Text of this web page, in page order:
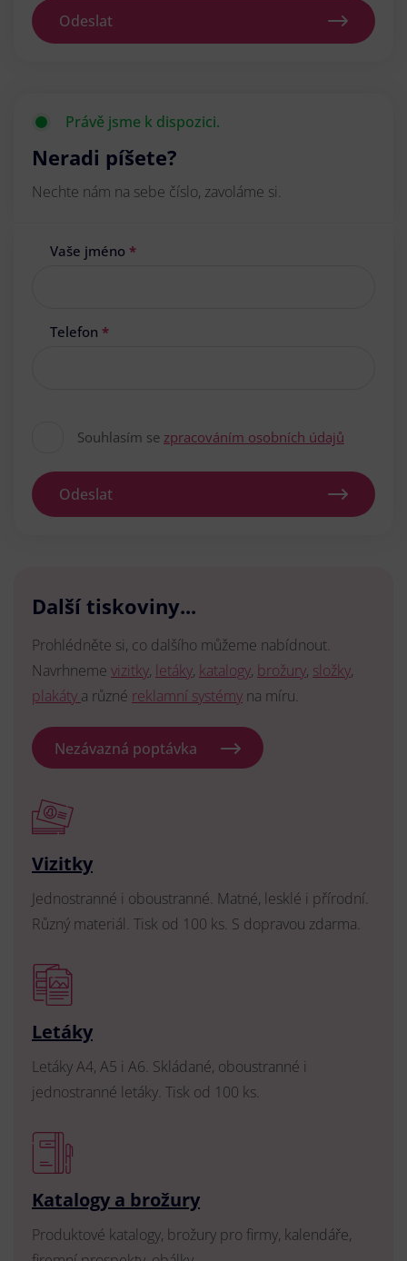
Odeslat
Právě jsme k dispozici.
Neradi píšete?
Nechte nám na sebe číslo, zavoláme si.
Vaše jméno *
Telefon *
Souhlasím se zpracováním osobních údajů
Odeslat
Další tiskoviny...
Prohlédněte si, co dalšího můžeme nabídnout.
Navrhneme vizitky, letáky, katalogy, brožury, složky,
plakáty a různé reklamní systémy na míru.
Nezávazná poptávka
Vizitky
Jednostranné i oboustranné. Matné, lesklé i přírodní.
Různý materiál. Tisk od 100 ks. S dopravou zdarma.
Letáky
Letáky A4, A5 i A6. Skládané, oboustranné i
jednostranné letáky. Tisk od 100 ks.
Katalogy a brožury
Produktové katalogy, brožury pro firmy, kalendáře,